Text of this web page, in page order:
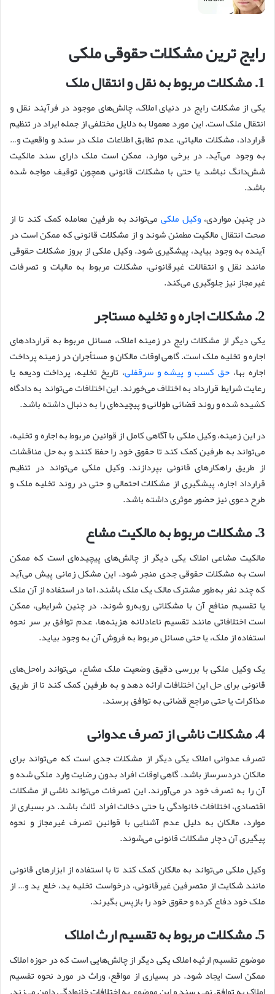
رایج ترین مشکلات حقوقی ملکی
1. مشکلات مربوط به نقل و انتقال ملک
یکی از مشکلات رایج در دنیای املاک، چالش‌های موجود در فرآیند نقل و
انتقال ملک است. این مورد معمولا به دلایل مختلفی از جمله ایراد در تنظیم
قرارداد، مشکلات مالیاتی، عدم تطابق اطلاعات ملک در سند و واقعیت و…
به وجود می‌آید. در برخی موارد، ممکن است ملک دارای سند مالکیت
شش‌دانگ نباشد یا حتی با مشکلات قانونی همچون توقیف مواجه شده
باشد.
در چنین مواردی، وکیل ملکی می‌تواند به طرفین معامله کمک کند تا از
صحت انتقال مالکیت مطمئن شوند و از مشکلات قانونی که ممکن است در
آینده به وجود بیاید، پیشگیری شود. وکیل ملکی از بروز مشکلات حقوقی
مانند نقل و انتقالات غیرقانونی، مشکلات مربوط به مالیات و تصرفات
غیرمجاز نیز جلوگیری می‌کند.
2. مشکلات اجاره و تخلیه مستاجر
یکی دیگر از مشکلات رایج در زمینه املاک، مسائل مربوط به قراردادهای
اجاره و تخلیه ملک است. گاهی اوقات مالکان و مستأجران در زمینه پرداخت
اجاره بها، حق کسب و پیشه و سرقفلی، تاریخ تخلیه، پرداخت ودیعه یا
رعایت شرایط قرارداد به اختلاف می‌خورند. این اختلافات می‌تواند به دادگاه
کشیده شده و روند قضائی طولانی و پیچیده‌ای را به دنبال داشته باشد.
در این زمینه، وکیل ملکی با آگاهی کامل از قوانین مربوط به اجاره و تخلیه،
می‌تواند به طرفین کمک کند تا حقوق خود را حفظ کنند و به حل مناقشات
از طریق راهکارهای قانونی بپردازند. وکیل ملکی می‌تواند در تنظیم
قرارداد اجاره، پیشگیری از مشکلات احتمالی و حتی در روند تخلیه ملک و
طرح دعوی نیز حضور موثری داشته باشد.
3. مشکلات مربوط به مالکیت مشاع
مالکیت مشاعی املاک یکی دیگر از چالش‌های پیچیده‌ای است که ممکن
است به مشکلات حقوقی جدی منجر شود. این مشکل زمانی پیش می‌آید
که چند نفر به‌طور مشترک مالک یک ملک باشند، اما در استفاده از آن ملک
یا تقسیم منافع آن با مشکلاتی روبه‌رو شوند. در چنین شرایطی، ممکن
است اختلافاتی مانند تقسیم ناعادلانه هزینه‌ها، عدم توافق بر سر نحوه
استفاده از ملک، یا حتی مسائل مربوط به فروش آن به وجود بیاید.
یک وکیل ملکی با بررسی دقیق وضعیت ملک مشاع، می‌تواند راه‌حل‌های
قانونی برای حل این اختلافات ارائه دهد و به طرفین کمک کند تا از طریق
مذاکرات یا حتی مراجع قضائی به توافق برسند.
4. مشکلات ناشی از تصرف عدوانی
تصرف عدوانی املاک یکی دیگر از مشکلات جدی است که می‌تواند برای
مالکان دردسرساز باشد. گاهی اوقات افراد بدون رضایت وارد ملکی شده و
آن را به تصرف خود در می‌آورند. این تصرفات می‌تواند ناشی از مشکلات
اقتصادی، اختلافات خانوادگی یا حتی دخالت افراد ثالث باشد. در بسیاری از
موارد، مالکان به دلیل عدم آشنایی با قوانین تصرف غیرمجاز و نحوه
پیگیری آن دچار مشکلات قانونی می‌شوند.
وکیل ملکی می‌تواند به مالکان کمک کند تا با استفاده از ابزارهای قانونی
مانند شکایت از متصرفین غیرقانونی، درخواست تخلیه ید، خلع ید و… از
ملک خود دفاع کرده و حقوق خود را بازپس بگیرند.
5. مشکلات مربوط به تقسیم ارث املاک
موضوع تقسیم ارثیه املاک یکی دیگر از چالش‌هایی است که در حوزه املاک
ممکن است ایجاد شود. در بسیاری از مواقع، وراث در مورد نحوه تقسیم